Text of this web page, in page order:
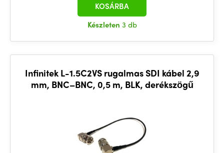
Készleten 3 db
KOSÁRBA
Infinitek L-1.5C2VS rugalmas SDI kábel 2,9
mm, BNC–BNC, 0,5 m, BLK, derékszögű